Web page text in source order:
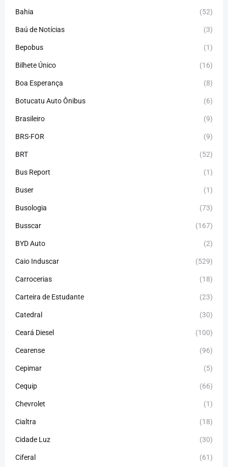
Bahia (52)
Baú de Notícias (3)
Bepobus (1)
Bilhete Único (16)
Boa Esperança (8)
Botucatu Auto Ônibus (6)
Brasileiro (9)
BRS-FOR (9)
BRT (52)
Bus Report (1)
Buser (1)
Busologia (73)
Busscar (167)
BYD Auto (2)
Caio Induscar (529)
Carrocerias (18)
Carteira de Estudante (23)
Catedral (30)
Ceará Diesel (100)
Cearense (96)
Cepimar (5)
Cequip (66)
Chevrolet (1)
Cialtra (18)
Cidade Luz (30)
Ciferal (61)